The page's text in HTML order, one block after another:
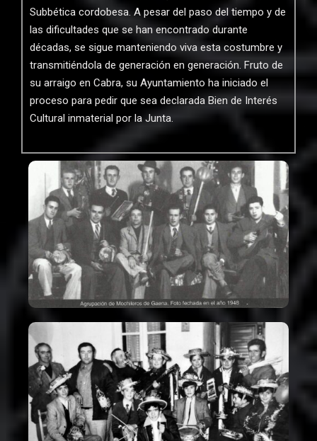
Subbética cordobesa. A pesar del paso del tiempo y de
las dificultades que se han encontrado durante
décadas, se sigue manteniendo viva esta costumbre y
transmitiéndola de generación en generación. Fruto de
su arraigo en Cabra, su Ayuntamiento ha iniciado el
proceso para pedir que sea declarada Bien de Interés
Cultural inmaterial por la Junta.